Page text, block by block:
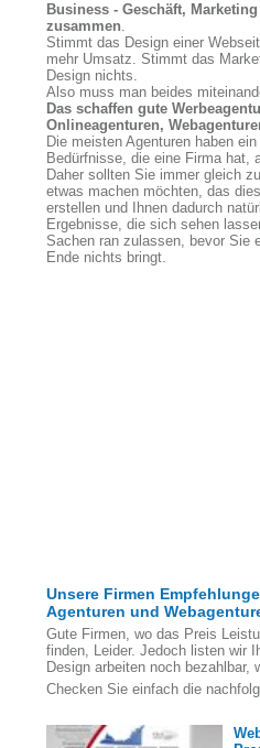
Business - Geschäft,
zusammen.
Stimmt das Design einer
mehr Umsatz. Stimmt das
Design nichts.
Also muss man beides
Das schaffen gute
Onlineagenturen,
Die meisten Agenturen haben
Bedürfnisse, die eine Firma hat,
Daher sollten Sie immer gleich
etwas machen möchten, das
erstellen und Ihnen dadurch
Ergebnisse, die sich sehen
Sachen ran zulassen, bevor Sie
Ende nichts bringt.
Unsere Firmen
Agenturen und
Gute Firmen, wo das Preis
finden, Leider. Jedoch listen wir
Design arbeiten noch bezahlbar,
Checken Sie einfach die